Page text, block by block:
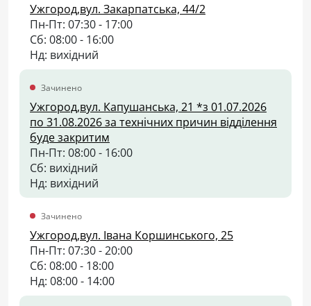
Ужгород,вул. Закарпатська, 44/2
Пн-Пт: 07:30 - 17:00
Сб: 08:00 - 16:00
Нд: вихідний
Зачинено
Ужгород,вул. Капушанська, 21 *з 01.07.2026
по 31.08.2026 за технічних причин відділення
буде закритим
Пн-Пт: 08:00 - 16:00
Сб: вихідний
Нд: вихідний
Зачинено
Ужгород,вул. Івана Коршинського, 25
Пн-Пт: 07:30 - 20:00
Сб: 08:00 - 18:00
Нд: 08:00 - 14:00